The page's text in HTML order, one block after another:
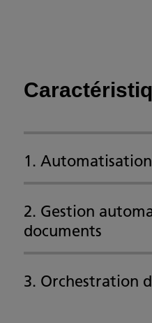
1.
2. Gestion
documents
3. Orchestration